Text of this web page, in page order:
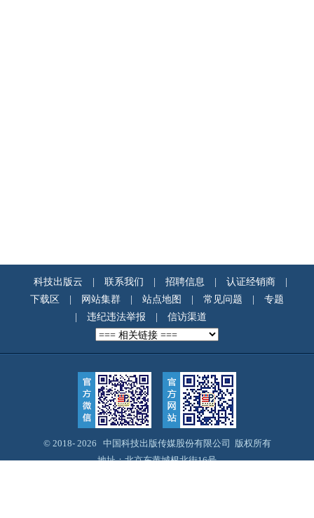
科技出版云 联系我们 招聘信息 认证经销商
下载区
网站集群 站点地图 常见问题
专题
违纪违法举报 信访渠道
© 2018- 2026 中国科技出版传媒股份有限公司 版权所有
地址：北京东黄城根北街16号